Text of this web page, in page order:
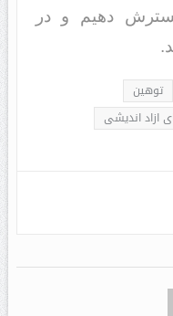
گسترش دهیم و در
توهین
اندیشی